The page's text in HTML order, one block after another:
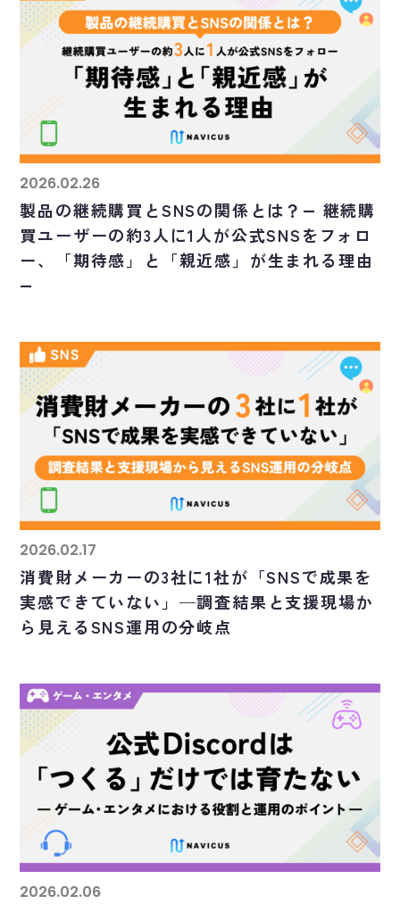
2026.02.26
製品の継続購買とSNSの関係とは？― 継続購
買ユーザーの約3人に1人が公式SNSをフォロ
ー、「期待感」と「親近感」が生まれる理由
―
2026.02.17
消費財メーカーの3社に1社が「SNSで成果を
実感できていない」—調査結果と支援現場か
ら見えるSNS運用の分岐点
2026.02.06